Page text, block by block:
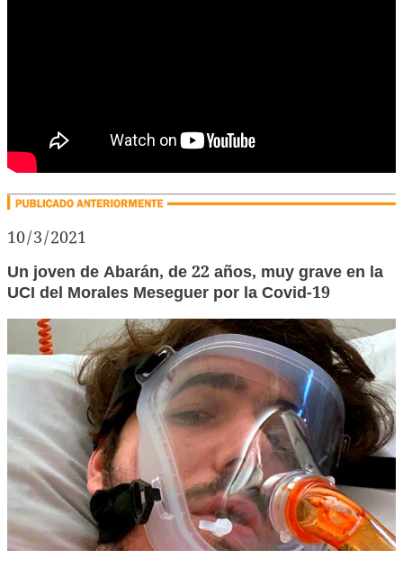
10/3/2021
Un joven de Abarán, de 22 años, muy grave en la
UCI del Morales Meseguer por la Covid-19